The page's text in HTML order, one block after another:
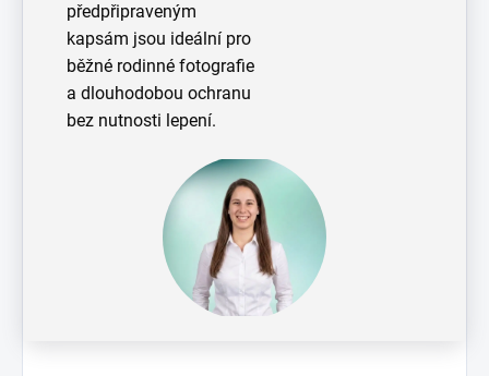
předpřipraveným
kapsám jsou ideální pro
běžné rodinné fotografie
a dlouhodobou ochranu
bez nutnosti lepení.